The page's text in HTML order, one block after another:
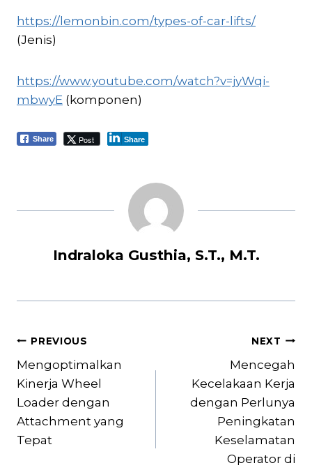
https://lemonbin.com/types-of-car-lifts/
(Jenis)
https://www.youtube.com/watch?v=jyWqi-
mbwyE (komponen)
Share Post Share
Indraloka Gusthia, S.T., M.T.
Post
navigation
PREVIOUS
Mengoptimalkan
Kinerja Wheel
Loader dengan
Attachment yang
Tepat
NEXT
Mencegah
Kecelakaan Kerja
dengan Perlunya
Peningkatan
Keselamatan
Operator di